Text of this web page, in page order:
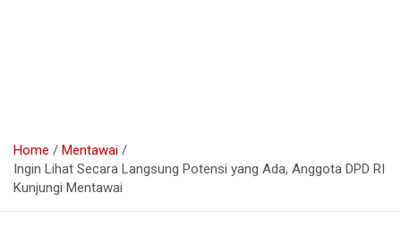
Home
Mentawai
Ingin Lihat Secara Langsung Potensi yang Ada, Anggota DPD RI
Kunjungi Mentawai